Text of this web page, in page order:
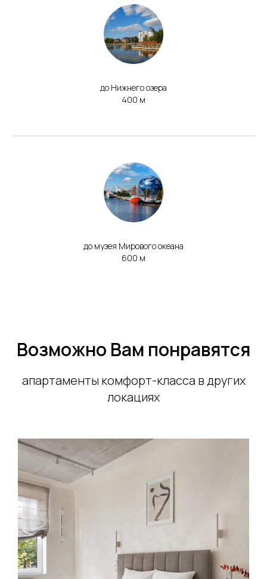
до Нижнего озера
400 м
до музея Мирового океана
600 м
Возможно Вам понравятся
апартаменты комфорт-класса в других
локациях